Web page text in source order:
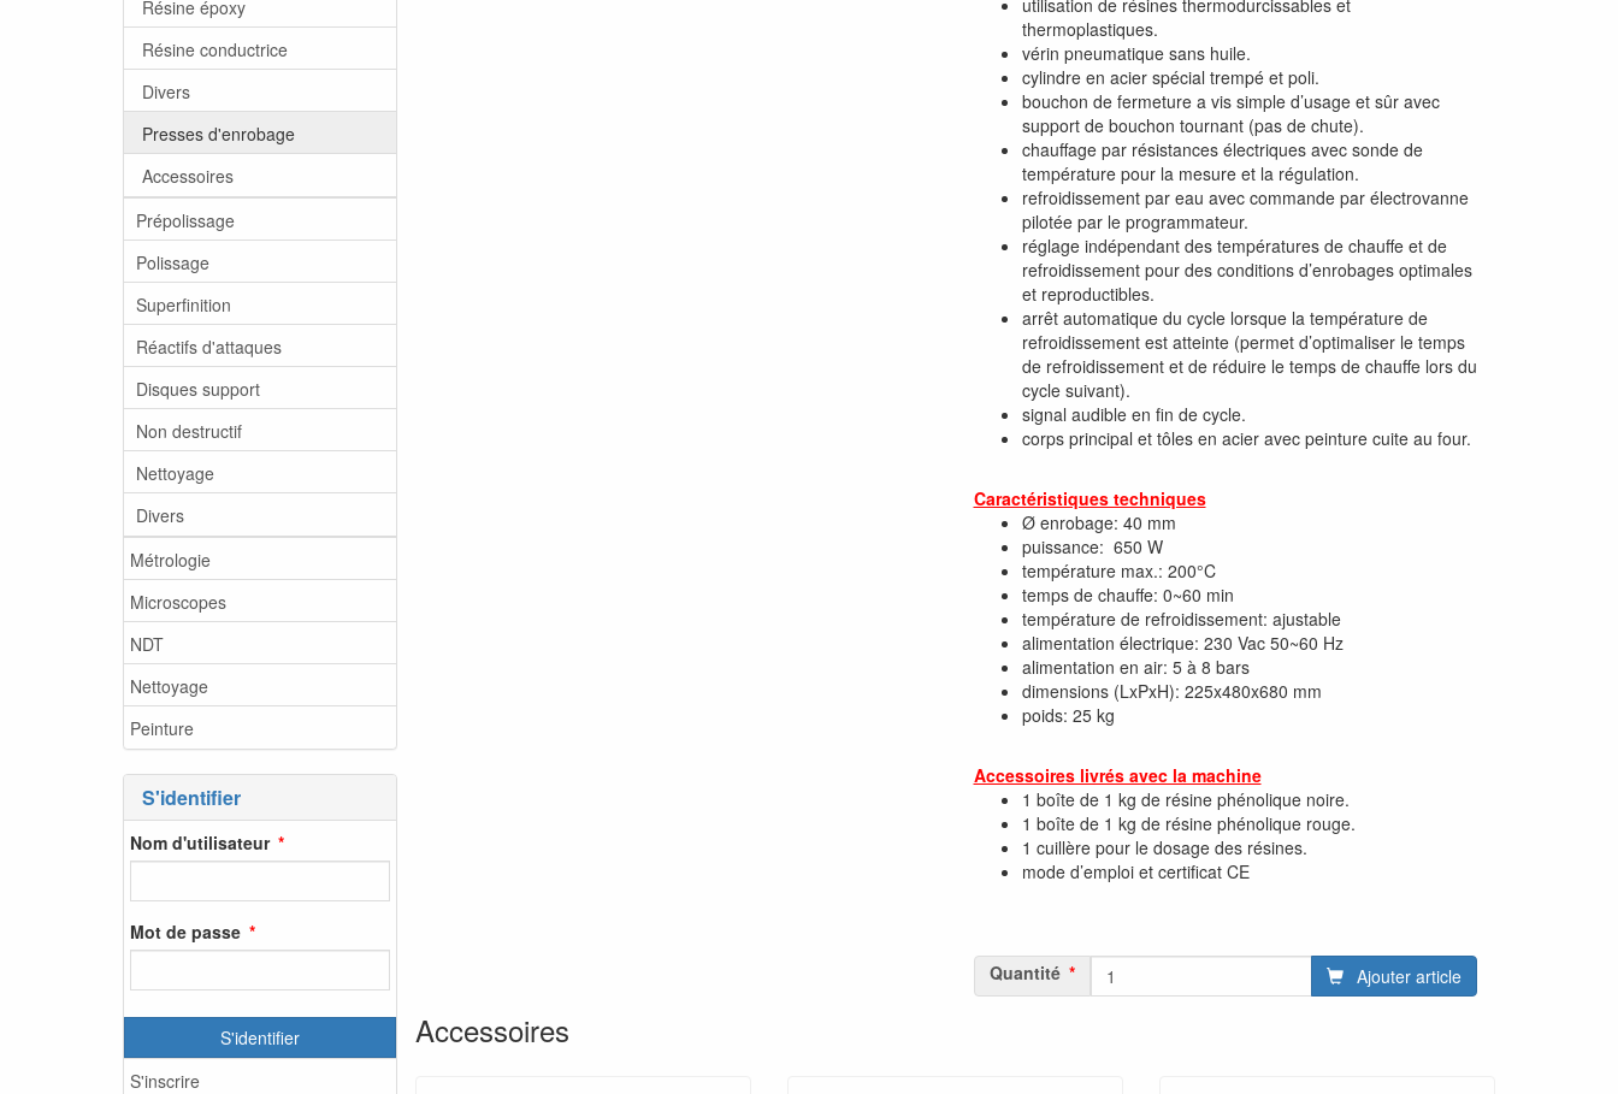
Résine époxy
Résine conductrice
Divers
Presses d'enrobage
Accessoires
Prépolissage
Polissage
Superfinition
Réactifs d'attaques
Disques support
Non destructif
Nettoyage
Divers
Métrologie
Microscopes
NDT
Nettoyage
Peinture
S'identifier
Nom d'utilisateur
Mot de passe
S'identifier
S'inscrire
utilisation de résines thermodurcissables et
thermoplastiques.
vérin pneumatique sans huile.
cylindre en acier spécial trempé et poli.
bouchon de fermeture a vis simple d’usage et sûr avec
support de bouchon tournant (pas de chute).
chauffage par résistances électriques avec sonde de
température pour la mesure et la régulation.
refroidissement par eau avec commande par électrovanne
pilotée par le programmateur.
réglage indépendant des températures de chauffe et de
refroidissement pour des conditions d’enrobages optimales
et reproductibles.
arrêt automatique du cycle lorsque la température de
refroidissement est atteinte (permet d’optimaliser le temps
de refroidissement et de réduire le temps de chauffe lors du
cycle suivant).
signal audible en fin de cycle.
corps principal et tôles en acier avec peinture cuite au four.
Caractéristiques techniques
Ø enrobage: 40 mm
puissance: 650 W
température max.: 200°C
temps de chauffe: 0~60 min
température de refroidissement: ajustable
alimentation électrique: 230 Vac 50~60 Hz
alimentation en air: 5 à 8 bars
dimensions (LxPxH): 225x480x680 mm
poids: 25 kg
Accessoires livrés avec la machine
1 boîte de 1 kg de résine phénolique noire.
1 boîte de 1 kg de résine phénolique rouge.
1 cuillère pour le dosage des résines.
mode d’emploi et certificat CE
Quantité Ajouter article
Accessoires